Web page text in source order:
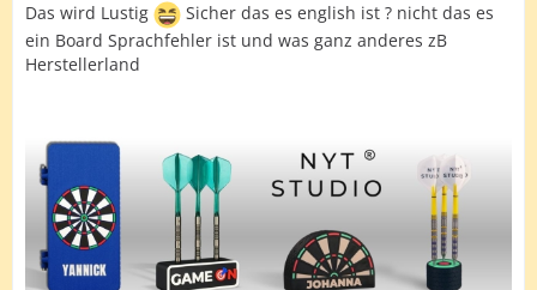
Das wird Lustig
Sicher das es english ist ? nicht das es
ein Board Sprachfehler ist und was ganz anderes zB
Herstellerland